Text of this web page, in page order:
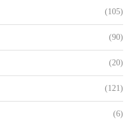
(105)
(90)
(20)
(121)
(6)